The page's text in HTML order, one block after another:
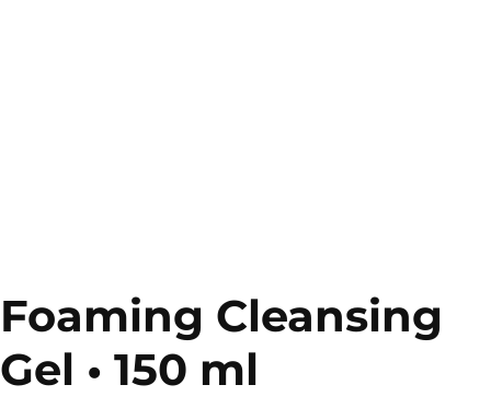
Foaming Cleansing
Gel • 150 ml